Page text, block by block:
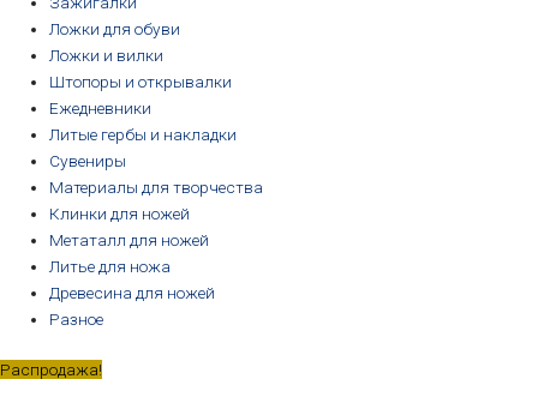
Ложки для обуви
Ложки и вилки
Штопоры и открывалки
Ежедневники
Литые гербы и накладки
Сувениры
Материалы для творчества
Клинки для ножей
Метаталл для ножей
Литье для ножа
Древесина для ножей
Разное
Распродажа!